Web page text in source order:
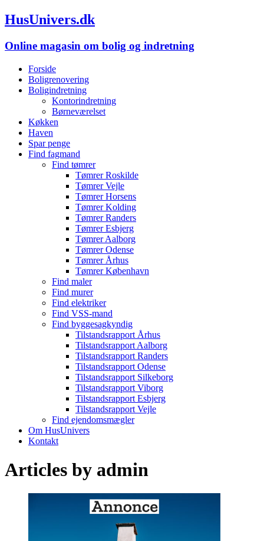
HusUnivers.dk
Online magasin om bolig og indretning
Forside
Boligrenovering
Boligindretning
Kontorindretning
Børneværelset
Køkken
Haven
Spar penge
Find fagmand
Find tømrer
Tømrer Roskilde
Tømrer Vejle
Tømrer Horsens
Tømrer Kolding
Tømrer Randers
Tømrer Esbjerg
Tømrer Aalborg
Tømrer Odense
Tømrer Århus
Tømrer København
Find maler
Find murer
Find elektriker
Find VSS-mand
Find byggesagkyndig
Tilstandsrapport Århus
Tilstandsrapport Aalborg
Tilstandsrapport Randers
Tilstandsrapport Odense
Tilstandsrapport Silkeborg
Tilstandsrapport Viborg
Tilstandsrapport Esbjerg
Tilstandsrapport Vejle
Find ejendomsmægler
Om HusUnivers
Kontakt
Articles by admin